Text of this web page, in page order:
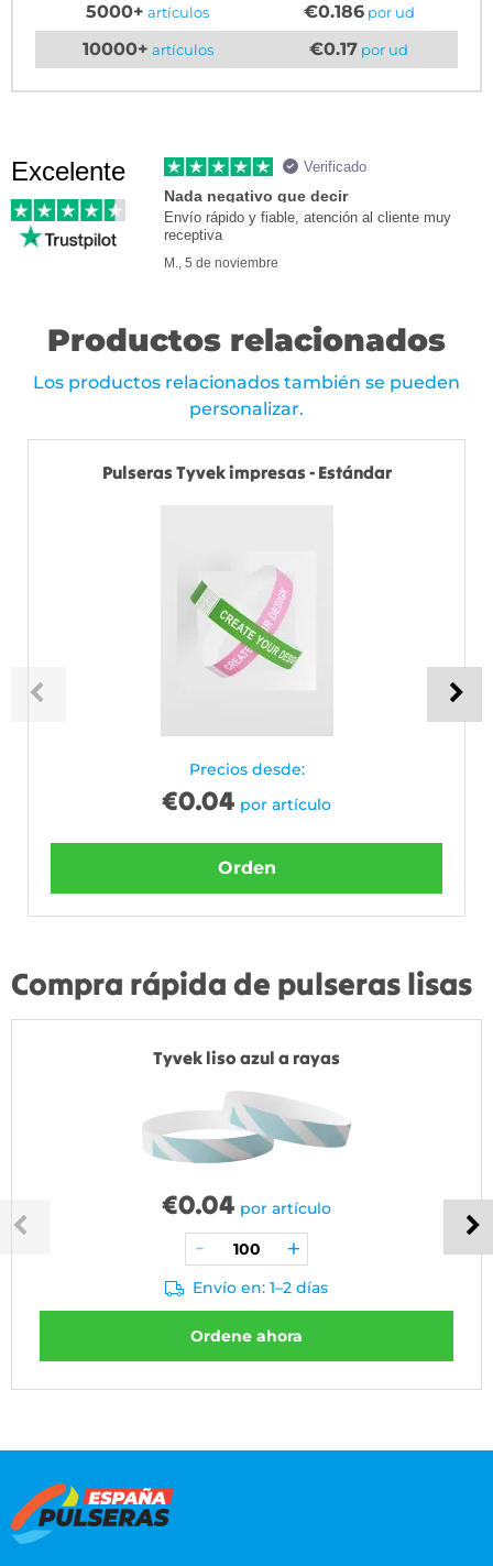
5000+ artículos €0.186por ud
10000+ artículos €0.17 por ud
Excelente Verificado
Nada negativo que decir
Envío rápido y fiable, atención al cliente muy
receptiva
M., 5 de noviembre
Productos relacionados
Los productos relacionados también se pueden
personalizar.
Pulseras Tyvek impresas - Estándar
Precios desde:
€0.04 por artículo
Orden
Compra rápida de pulseras lisas
Tyvek liso azul a rayas
€0.04 por artículo
Envío en: 1–2 días
Ordene ahora